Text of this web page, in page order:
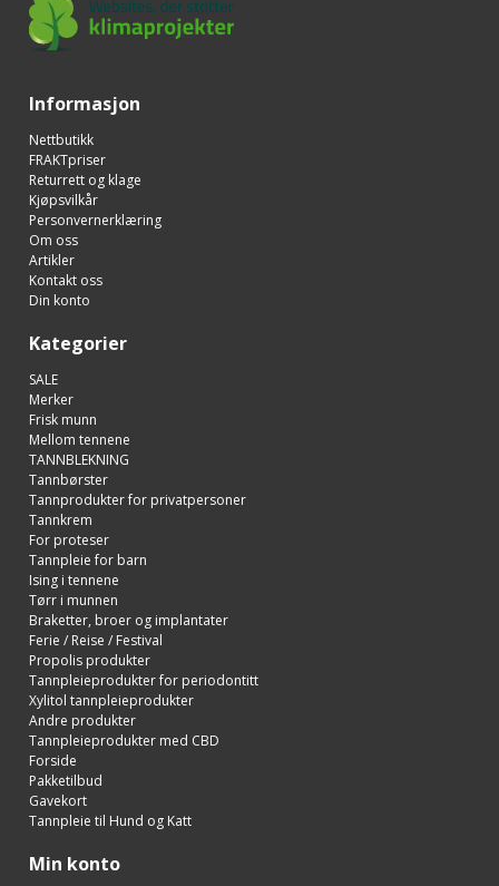
Informasjon
Nettbutikk
FRAKTpriser
Returrett og klage
Kjøpsvilkår
Personvernerklæring
Om oss
Artikler
Kontakt oss
Din konto
Kategorier
SALE
Merker
Frisk munn
Mellom tennene
TANNBLEKNING
Tannbørster
Tannprodukter for privatpersoner
Tannkrem
For proteser
Tannpleie for barn
Ising i tennene
Tørr i munnen
Braketter, broer og implantater
Ferie / Reise / Festival
Propolis produkter
Tannpleieprodukter for periodontitt
Xylitol tannpleieprodukter
Andre produkter
Tannpleieprodukter med CBD
Forside
Pakketilbud
Gavekort
Tannpleie til Hund og Katt
Min konto